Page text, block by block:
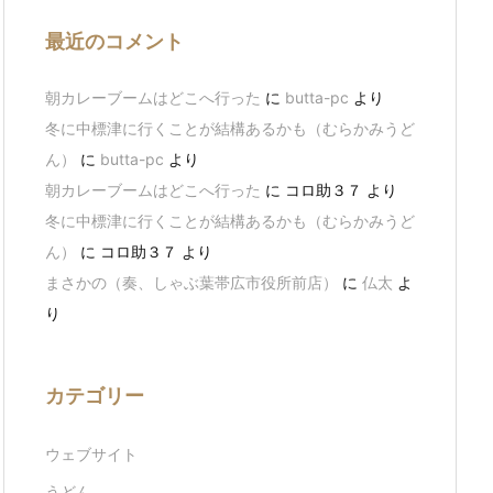
最近のコメント
朝カレーブームはどこへ行った に butta-pc より
冬に中標津に行くことが結構あるかも（むらかみうど
ん）
に butta-pc より
朝カレーブームはどこへ行った に コロ助３７ より
冬に中標津に行くことが結構あるかも（むらかみうど
ん）
に コロ助３７ より
まさかの（奏、しゃぶ葉帯広市役所前店）
に 仏太 よ
り
カテゴリー
ウェブサイト